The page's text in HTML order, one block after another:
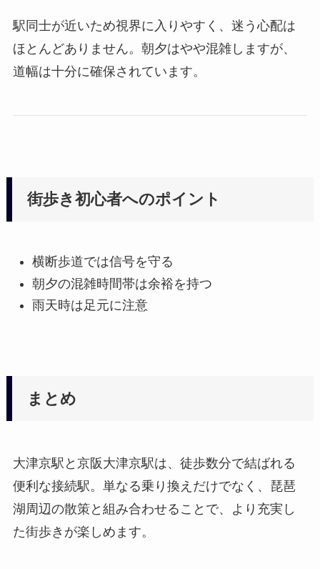
駅同士が近いため視界に入りやすく、迷う心配は
ほとんどありません。朝夕はやや混雑しますが、
道幅は十分に確保されています。
街歩き初心者へのポイント
横断歩道では信号を守る
朝夕の混雑時間帯は余裕を持つ
雨天時は足元に注意
まとめ
大津京駅と京阪大津京駅は、徒歩数分で結ばれる
便利な接続駅。単なる乗り換えだけでなく、琵琶
湖周辺の散策と組み合わせることで、より充実し
た街歩きが楽しめます。